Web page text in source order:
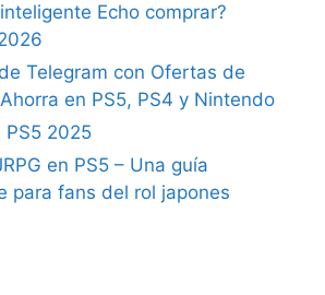
Echo comprar?
Telegram con Ofertas de
en PS5, PS4 y Nintendo
PS5 2025
en PS5 – Una guía
para fans del rol japones